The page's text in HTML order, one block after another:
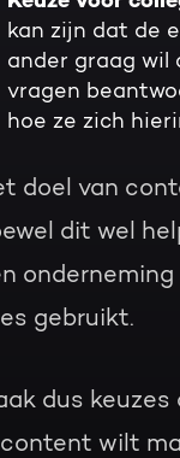
kan zijn dat de
ander graag wil
vragen
hoe ze zich
doel van
dit wel
gebruikt.
dus
wilt